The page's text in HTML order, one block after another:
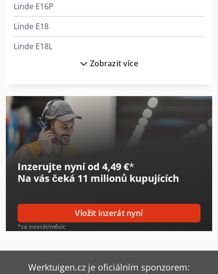
Linde E16P
Linde E18
Linde E18L
Linde H14D
Linde H14T
Linde H16D
Linde H16T
Linde H40D
Linde H40T
Linde H50T
Zobrazit více
Inzerujte nyní od 4,49 €*
Na vás čeká 11 milionů kupujících
Vložit inzerát nyní
*za inzerát/měsíc
Werktuigen.cz je oficiálním sponzorem: